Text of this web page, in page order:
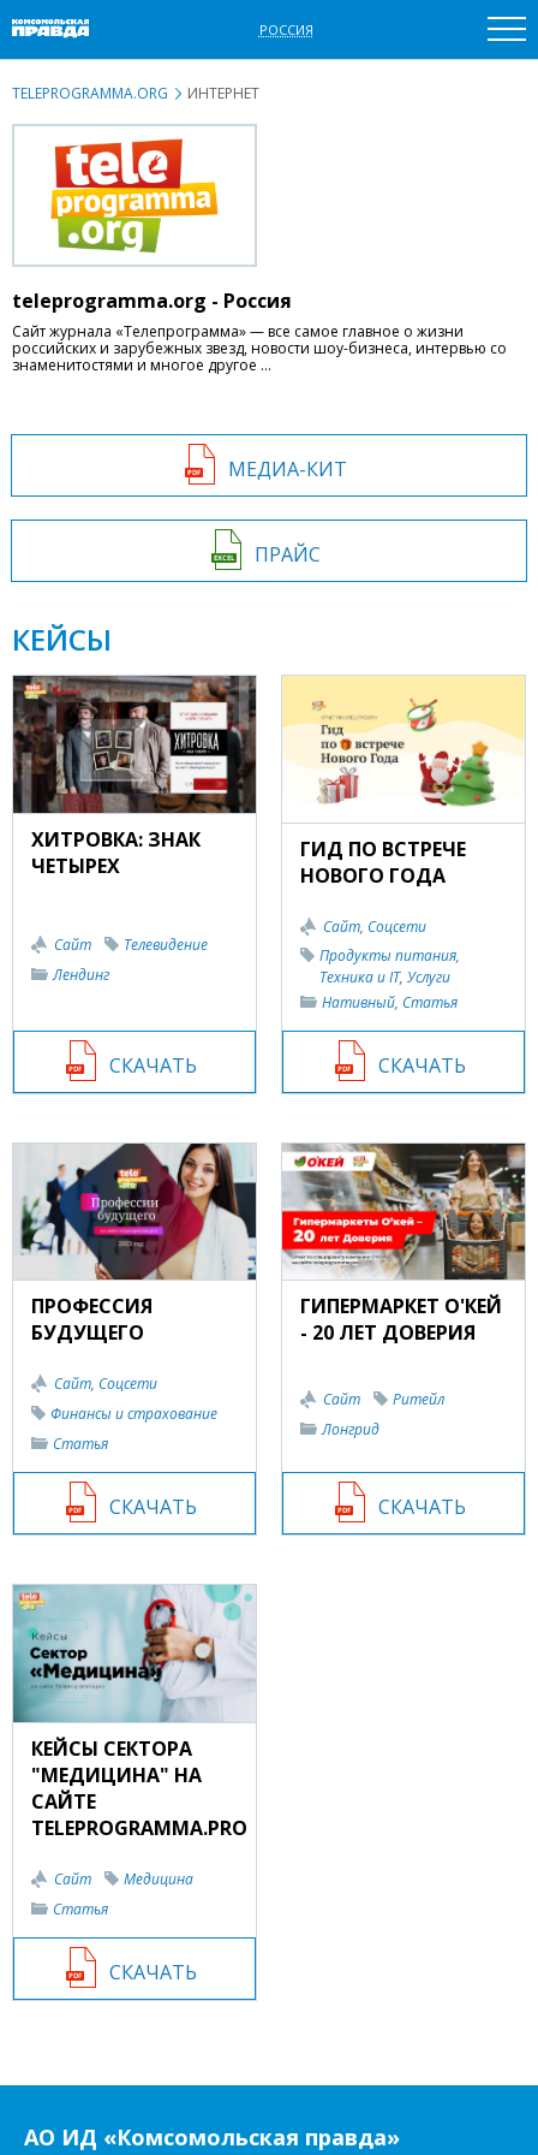
РОССИЯ
TELEPROGRAMMA.ORG ИНТЕРНЕТ
teleprogramma.org - Россия
Сайт журнала «Телепрограмма» — все самое главное о жизни
российских и зарубежных звезд, новости шоу-бизнеса, интервью со
знаменитостями и многое другое …
МЕДИА-КИТ
ПРАЙС
КЕЙСЫ
ХИТРОВКА: ЗНАК
ЧЕТЫРЕХ
Сайт
Телевидение
Лендинг
СКАЧАТЬ
ГИД ПО ВСТРЕЧЕ
НОВОГО ГОДА
Сайт, Соцсети
Продукты питания,
Техника и IT, Услуги
Нативный, Статья
СКАЧАТЬ
ПРОФЕССИЯ
БУДУЩЕГО
Сайт, Соцсети
Финансы и страхование
Статья
СКАЧАТЬ
ГИПЕРМАРКЕТ О'КЕЙ
- 20 ЛЕТ ДОВЕРИЯ
Сайт
Ритейл
Лонгрид
СКАЧАТЬ
КЕЙСЫ СЕКТОРА
"МЕДИЦИНА" НА
САЙТЕ
TELEPROGRAMMA.PRO
Сайт
Медицина
Статья
СКАЧАТЬ
АО ИД «Комсомольская правда»